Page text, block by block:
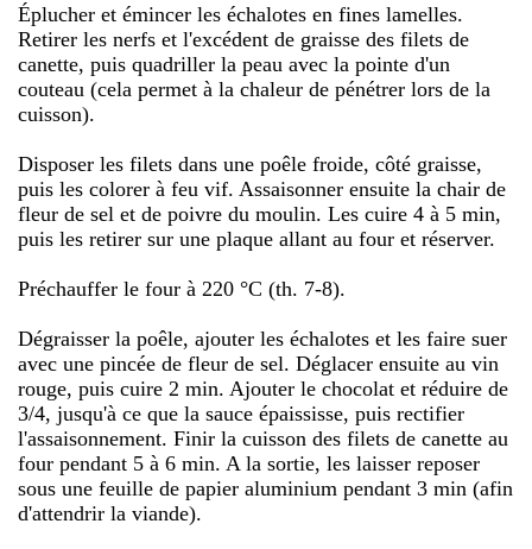
Éplucher et émincer les échalotes en fines lamelles.
Retirer les nerfs et l'excédent de graisse des filets de
canette, puis quadriller la peau avec la pointe d'un
couteau (cela permet à la chaleur de pénétrer lors de la
cuisson).
Disposer les filets dans une poêle froide, côté graisse,
puis les colorer à feu vif. Assaisonner ensuite la chair de
fleur de sel et de poivre du moulin. Les cuire 4 à 5 min,
puis les retirer sur une plaque allant au four et réserver.
Préchauffer le four à 220 °C (th. 7-8).
Dégraisser la poêle, ajouter les échalotes et les faire suer
avec une pincée de fleur de sel. Déglacer ensuite au vin
rouge, puis cuire 2 min. Ajouter le chocolat et réduire de
3/4, jusqu'à ce que la sauce épaississe, puis rectifier
l'assaisonnement. Finir la cuisson des filets de canette au
four pendant 5 à 6 min. A la sortie, les laisser reposer
sous une feuille de papier aluminium pendant 3 min (afin
d'attendrir la viande).